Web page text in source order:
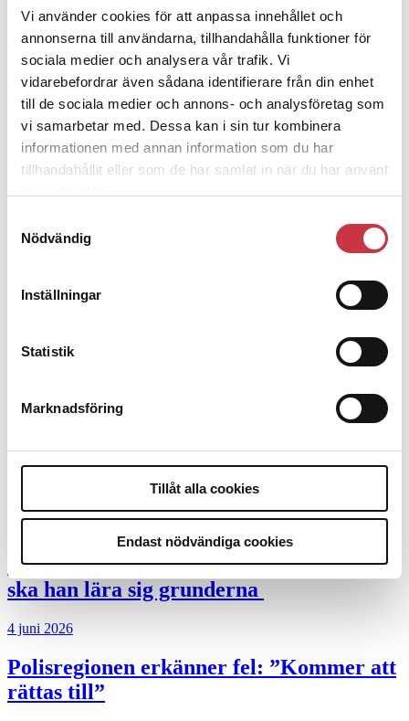
Vi använder cookies för att anpassa innehållet och
annonserna till användarna, tillhandahålla funktioner för
sociala medier och analysera vår trafik. Vi
vidarebefordrar även sådana identifierare från din enhet
till de sociala medier och annons- och analysföretag som
vi samarbetar med. Dessa kan i sin tur kombinera
informationen med annan information som du har
tillhandahållit eller som de har samlat in när du har använt
Nödvändig
Inställningar
Statistik
Marknadsföring
Tillåt alla cookies
Endast nödvändiga cookies
Fallskärmshopparen Martin Libelt var drygt 30 och på väg mot sitt
tredje yrke. Snart färdig polis – aspirantplatsen i hemstaden redan
fixad. Den här gången kändes allt rätt. Men så small det.
30 oktober 2012
Schäfrar prisas för sökinsats
Aktuellt
29 oktober 2012
3 juni 2026
Klart: Ingångslönen höjs med 2 300
kronor
4 juni 2026
polisaspiranter underkänns på
godtyckliga grunder
1 juni 2026
Jens Mårtensson:Snart 20 år i tjänst – nu
ska han lära sig grunderna
4 juni 2026
Polisregionen erkänner fel: ”Kommer att
rättas till”